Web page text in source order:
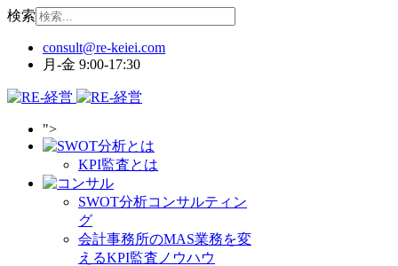
検索
月-金 9:00-17:30
">
KPI監査とは
SWOT分析コンサルティン
グ
会計事務所のMAS業務を変
えるKPI監査ノウハウ